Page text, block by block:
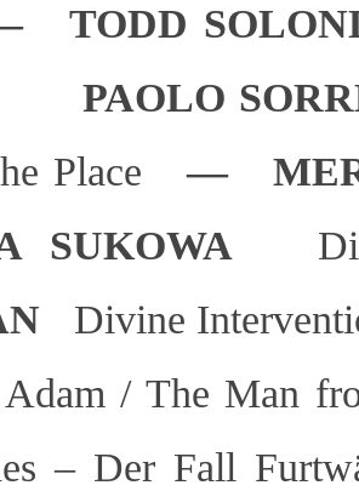
TODD
PAOLO
Place
—
SUKOWA
Divine
/ The Man
– Der Fall